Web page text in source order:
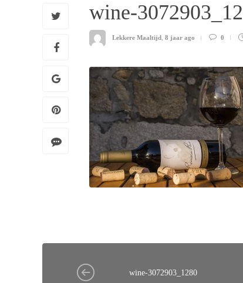
wine-
Lekkere Maaltijd 8 jaar ago 0
wine-3072903_1280